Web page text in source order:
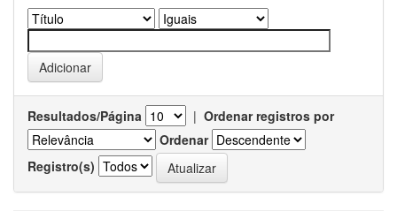
Resultados/Página | Ordenar registros por
Ordenar
Registro(s)